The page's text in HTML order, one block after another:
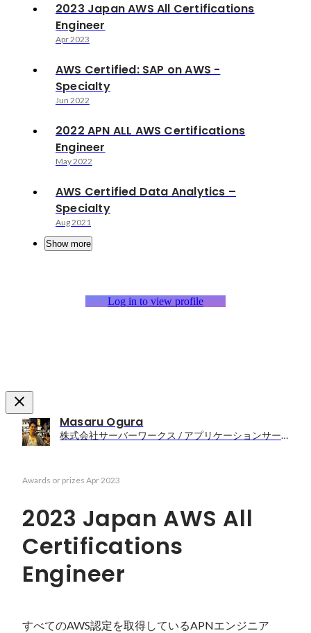
2023 Japan AWS All Certifications
Engineer
Apr 2023
AWS Certified: SAP on AWS -
Specialty
Jun 2022
2022 APN ALL AWS Certifications
Engineer
May 2022
AWS Certified Data Analytics –
Specialty
Aug 2021
Show more
Log in to view profile
Masaru Ogura
株式会社サーバーワークス / アプリケーションサービス部ラーニングエクスペリエンス課
Awards or prizes Apr 2023
2023 Japan AWS All
Certifications
Engineer
すべてのAWS認定を取得しているAPNエンジニア